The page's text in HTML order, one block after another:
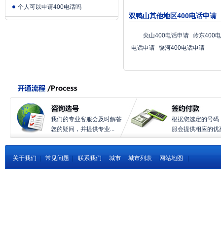
个人可以申请400电话吗
双鸭山其他地区400电话申请
尖山400电话申请 岭东400
电话申请 饶河400电话申请
我们的专业客服会及时解答
您的疑问，并提供专业...
根据您选定的号码
服会提供相应的优
关于我们 常见问题 联系我们 城市 城市列表 网站地图